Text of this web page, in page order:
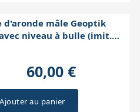
d'aronde mâle Geoptik
niveau à bulle (imit.
60,00 €
Ajouter au panier